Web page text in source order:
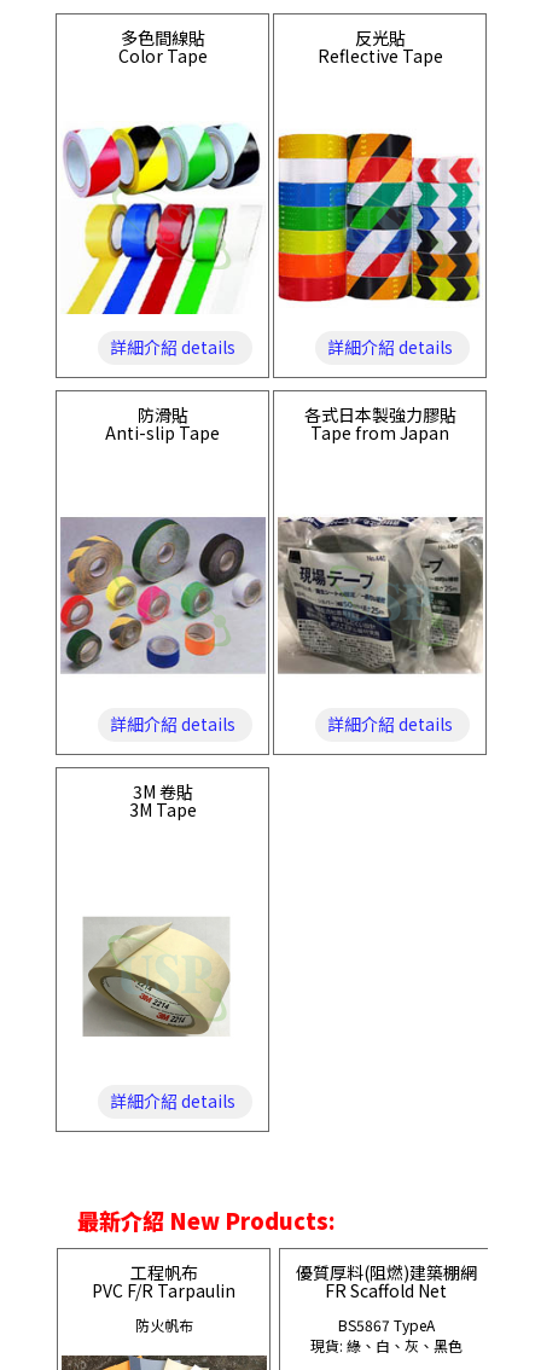
多色間線貼
Color Tape
詳細介紹 details
反光貼
Reflective Tape
詳細介紹 details
防滑貼
Anti-slip Tape
詳細介紹 details
各式日本製強力膠貼
Tape from Japan
詳細介紹 details
3M 卷貼
3M Tape
詳細介紹 details
最新介紹 New Products:
工程帆布
PVC F/R Tarpaulin
防火帆布
優質厚料(阻燃)建築棚網
FR Scaffold Net
BS5867 TypeA
現貨: 綠、白、灰、黑色